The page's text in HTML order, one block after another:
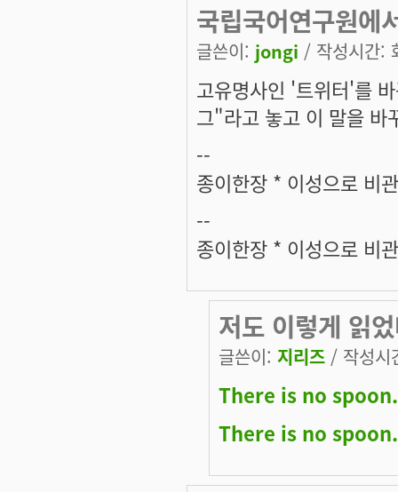
국립국어연구원에
글쓴이: jongi / 작성시간:
고유명사인 '트위터'를
그"라고 놓고 이 말을 바
--
종이한장 * 이성으로 비
--
종이한장 * 이성으로 비
저도 이렇게 읽
글쓴이: 지리즈 / 작성
There is no spoon.
There is no spoon.